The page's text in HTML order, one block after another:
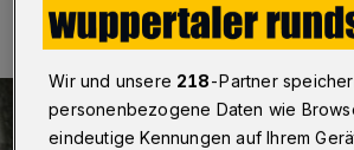
Wir und unsere 218-Partner
personenbezogene Daten wie
eindeutige Kennungen auf Ihrem